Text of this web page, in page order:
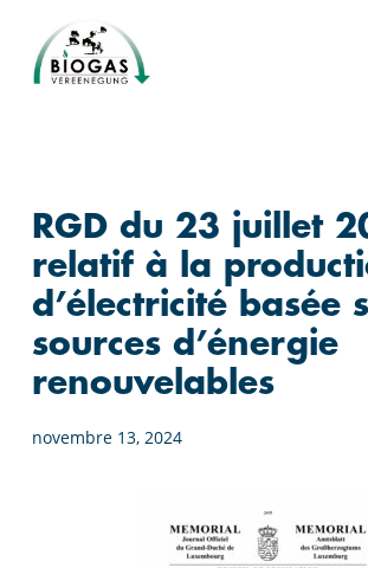
main
RGD du 23 juillet
relatif à la
d’électricité basée
sources d’énergie
renouvelables
novembre 13, 2024